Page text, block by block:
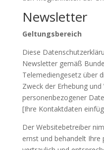
Newsletter
Geltungsbereich
Diese
Newsletter gemäß
Telemediengesetz über
Zweck der Erhebung und
personenbezogener
[Ihre Kontaktdaten
Der Websitebetreiber
ernst und behandelt